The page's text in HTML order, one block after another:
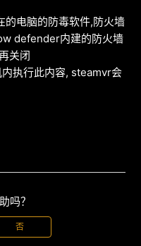
的电脑的防毒软件,防火墙
defender内建的防火墙
关闭
执行此内容, steamvr会
吗？
否